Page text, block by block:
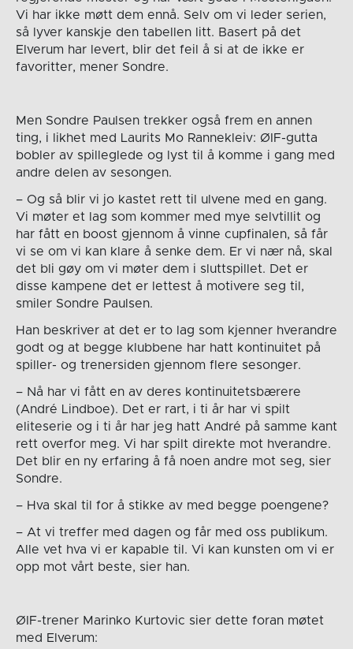
Vi har ikke møtt dem ennå. Selv om vi leder serien,
så lyver kanskje den tabellen litt. Basert på det
Elverum har levert, blir det feil å si at de ikke er
favoritter, mener Sondre.
Men Sondre Paulsen trekker også frem en annen
ting, i likhet med Laurits Mo Rannekleiv: ØIF-gutta
bobler av spilleglede og lyst til å komme i gang med
andre delen av sesongen.
– Og så blir vi jo kastet rett til ulvene med en gang.
Vi møter et lag som kommer med mye selvtillit og
har fått en boost gjennom å vinne cupfinalen, så får
vi se om vi kan klare å senke dem. Er vi nær nå, skal
det bli gøy om vi møter dem i sluttspillet. Det er
disse kampene det er lettest å motivere seg til,
smiler Sondre Paulsen.
Han beskriver at det er to lag som kjenner hverandre
godt og at begge klubbene har hatt kontinuitet på
spiller- og trenersiden gjennom flere sesonger.
– Nå har vi fått en av deres kontinuitetsbærere
(André Lindboe). Det er rart, i ti år har vi spilt
eliteserie og i ti år har jeg hatt André på samme kant
rett overfor meg. Vi har spilt direkte mot hverandre.
Det blir en ny erfaring å få noen andre mot seg, sier
Sondre.
– Hva skal til for å stikke av med begge poengene?
– At vi treffer med dagen og får med oss publikum.
Alle vet hva vi er kapable til. Vi kan kunsten om vi er
opp mot vårt beste, sier han.
ØIF-trener Marinko Kurtovic sier dette foran møtet
med Elverum: